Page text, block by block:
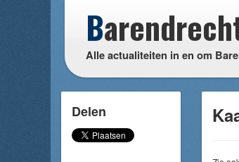
B
Alle actualiteiten in en om
Delen